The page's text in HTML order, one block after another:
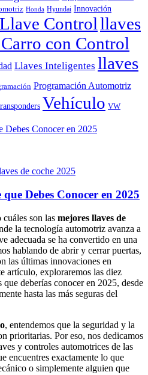
Honda Hyundai Innovación
Llave Controlllaves
con Control
Llaves Inteligentes llaves
Programación Automotriz
Vehículo VW
de coche 2025
Debes Conocer en 2025
son las mejores llaves de
la tecnología automotriz avanza a
adecuada se ha convertido en una
hablando de abrir y cerrar puertas,
las últimas innovaciones en
artículo, exploraremos las diez
que deberías conocer en 2025, desde
hasta las más seguras del
, entendemos que la seguridad y la
prioritarias. Por eso, nos dedicamos
y controles automotrices de las
encuentres exactamente lo que
o simplemente alguien que